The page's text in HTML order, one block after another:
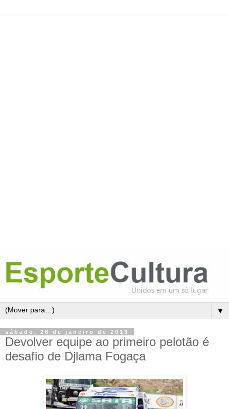
▼
sábado, 26 de janeiro de 2013
Devolver equipe ao primeiro pelotão é
desafio de Djlama Fogaça